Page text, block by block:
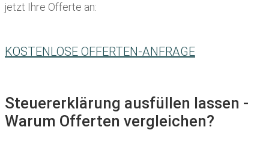
jetzt Ihre Offerte an:
KOSTENLOSE OFFERTEN-ANFRAGE
Steuererklärung ausfüllen lassen -
Warum Offerten vergleichen?